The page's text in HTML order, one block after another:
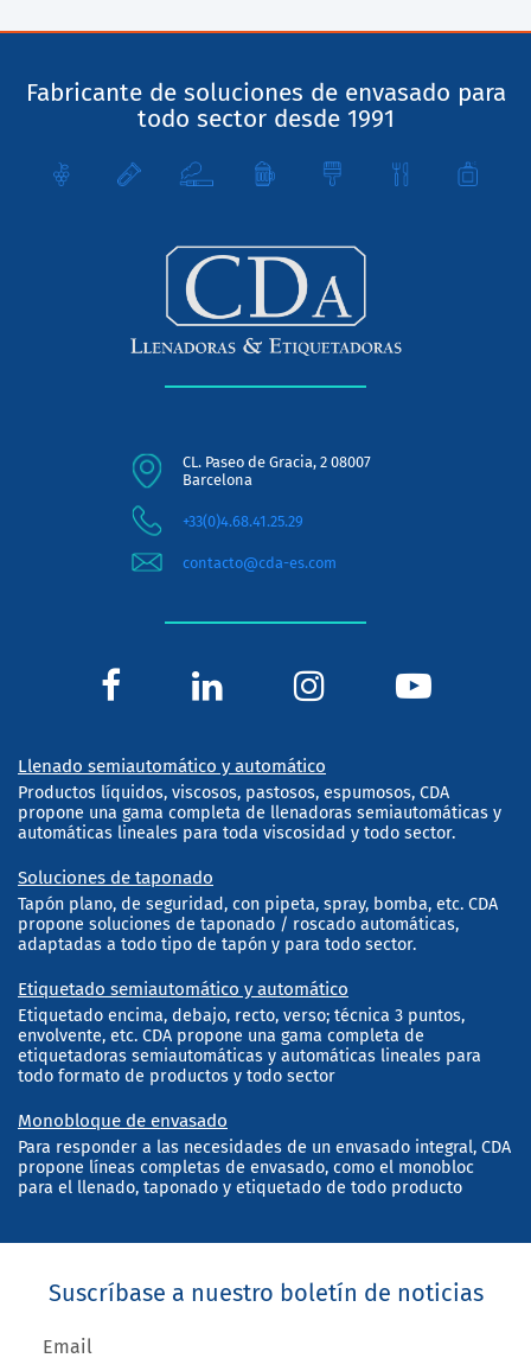
Fabricante de soluciones de envasado para
todo sector desde 1991
CL. Paseo de Gracia, 2 08007
Barcelona
+33(0)4.68.41.25.29
contacto@cda-es.com
Llenado semiautomático y automático
Productos líquidos, viscosos, pastosos, espumosos, CDA
propone una gama completa de llenadoras semiautomáticas y
automáticas lineales para toda viscosidad y todo sector.
Soluciones de taponado
Tapón plano, de seguridad, con pipeta, spray, bomba, etc. CDA
propone soluciones de taponado / roscado automáticas,
adaptadas a todo tipo de tapón y para todo sector.
Etiquetado semiautomático y automático
Etiquetado encima, debajo, recto, verso; técnica 3 puntos,
envolvente, etc. CDA propone una gama completa de
etiquetadoras semiautomáticas y automáticas lineales para
todo formato de productos y todo sector
Monobloque de envasado
Para responder a las necesidades de un envasado integral, CDA
propone líneas completas de envasado, como el monobloc
para el llenado, taponado y etiquetado de todo producto
Suscríbase a nuestro boletín de noticias
Email